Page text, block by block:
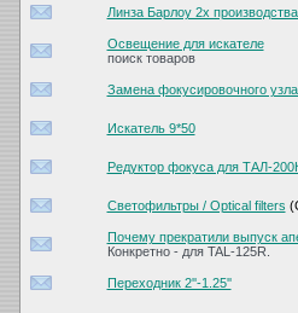
Линза Барлоу 2х
Освещение для искателе
поиск товаров
Замена фокусировочного
Искатель 9*50
Редуктор фокуса для ТАЛ-
Светофильтры / Optical filters
Почему прекратили выпуск
Конкретно - для TAL-125R.
Переходник 2''-1.25''